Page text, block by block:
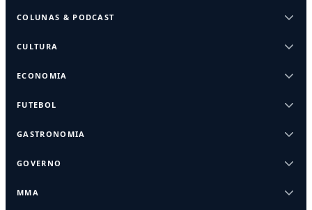
COLUNAS & PODCAST
CULTURA
ECONOMIA
FUTEBOL
GASTRONOMIA
GOVERNO
MMA